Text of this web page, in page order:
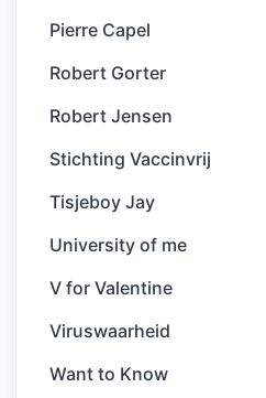
Pierre Capel
Robert Gorter
Robert Jensen
Stichting Vaccinvrij
Tisjeboy Jay
University of me
V for Valentine
Viruswaarheid
Want to Know